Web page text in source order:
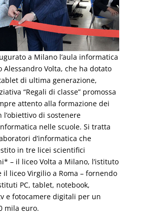
a Milano l’aula informatica
Alessandro Volta, che ha dotato
di ultima generazione,
“Regali di classe” promossa
attento alla formazione dei
di sostenere
nelle scuole. Si tratta
d’informatica che
in tre licei scientifici
– il liceo Volta a Milano, l’istituto
il liceo Virgilio a Roma – fornendo
PC, tablet, notebook,
e fotocamere digitali per un
mila euro.